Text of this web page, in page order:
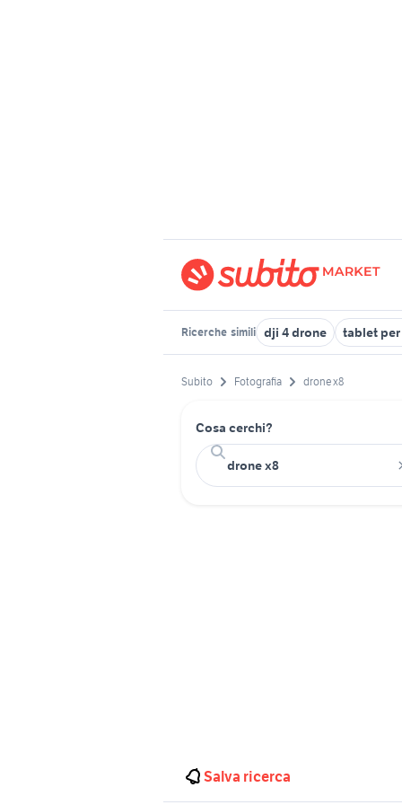
Ricerche simili dji 4 drone tablet
Subito Fotografia drone x8
Cosa cerchi?
Salva ricerca